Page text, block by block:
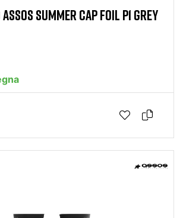
SUMMER CAP FOIL P1 GREY